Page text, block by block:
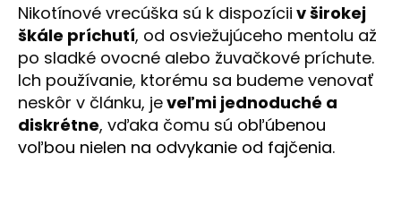
Nikotínové vrecúška sú k dispozícii v širokej
škále príchutí, od osviežujúceho mentolu až
po sladké ovocné alebo žuvačkové príchute.
Ich používanie, ktorému sa budeme venovať
neskôr v článku, jeveľmi jednoduché a
diskrétne, vďaka čomu sú obľúbenou
voľbou nielen na odvykanie od fajčenia.
HĽADAŤ
O
d
p
o